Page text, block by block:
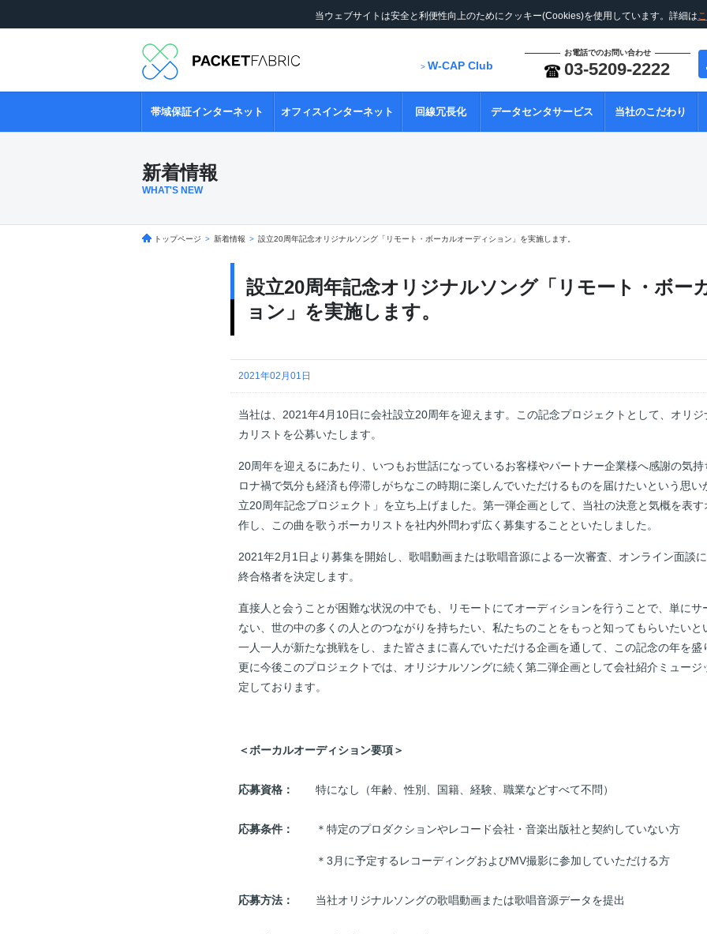
当ウェブサイトは安全と利便性向上のためにクッキー(Cookies)を使用しています。詳細は
お電話でのお問い合わせ
03-5209-2222
> W-CAP Club
帯域保証インターネット オフィスインターネット 回線冗長化 データセンタサービス 当社のこだわり
新着情報
WHAT'S NEW
トップページ > 新着情報 > 設立20周年記念オリジナルソング「リモート・ボーカルオーディション」を実施します。
設立20周年記念オリジナルソング「リモート・ボー
ョン」を実施します。
2021年02月01日
当社は、2021年4月10日に会社設立20周年を迎えます。この記念プロジェクトとして、オリ
カリストを公募いたします。
20周年を迎えるにあたり、いつもお世話になっているお客様やパートナー企業様へ感謝の気
ロナ禍で気分も経済も停滞しがちなこの時期に楽しんでいただけるものを届けたいという思い
立20周年記念プロジェクト」を立ち上げました。第一弾企画として、当社の決意と気概を表
作し、この曲を歌うボーカリストを社内外問わず広く募集することといたしました。
2021年2月1日より募集を開始し、歌唱動画または歌唱音源による一次審査、オンライン面談
終合格者を決定します。
直接人と会うことが困難な状況の中でも、リモートにてオーディションを行うことで、単にサ
ない、世の中の多くの人とのつながりを持ちたい、私たちのことをもっと知ってもらいたいと
一人一人が新たな挑戦をし、また皆さまに喜んでいただける企画を通して、この記念の年を盛
更に今後このプロジェクトでは、オリジナルソングに続く第二弾企画として会社紹介ミュージ
定しております。
＜ボーカルオーディション要項＞
応募資格： 特になし（年齢、性別、国籍、経験、職業などすべて不問）
応募条件： ＊特定のプロダクションやレコード会社・音楽出版社と契約していない方
＊3月に予定するレコーディングおよびMV撮影に参加していただける方
応募方法： 当社オリジナルソングの歌唱動画または歌唱音源データを提出